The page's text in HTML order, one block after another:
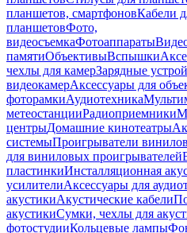
планшетов, смартфоновКабели
планшетовФото,
видеосъемкаФотоаппараты
памятиОбъективыВспышки
чехлы для камерЗарядные
видеокамерАксессуары для
фоторамкиАудиотехника
метеостанцииРадиоприемники
центрыДомашние кинотеатры
системыПроигрыватели
для виниловых проигрывателей
пластинкиИнсталляционная
усилителиАксессуары для
акустикиАкустические кабели
акустикиСумки, чехлы для
фотостудииКольцевые лампы